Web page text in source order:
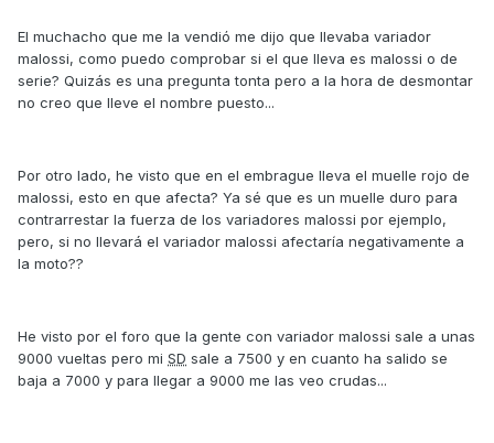
El muchacho que me la vendió me dijo que llevaba variador
malossi, como puedo comprobar si el que lleva es malossi o de
serie? Quizás es una pregunta tonta pero a la hora de desmontar
no creo que lleve el nombre puesto...
Por otro lado, he visto que en el embrague lleva el muelle rojo de
malossi, esto en que afecta? Ya sé que es un muelle duro para
contrarrestar la fuerza de los variadores malossi por ejemplo,
pero, si no llevará el variador malossi afectaría negativamente a
la moto??
He visto por el foro que la gente con variador malossi sale a unas
9000 vueltas pero mi SD sale a 7500 y en cuanto ha salido se
baja a 7000 y para llegar a 9000 me las veo crudas...